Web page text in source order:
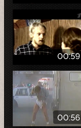
00:59
00:56